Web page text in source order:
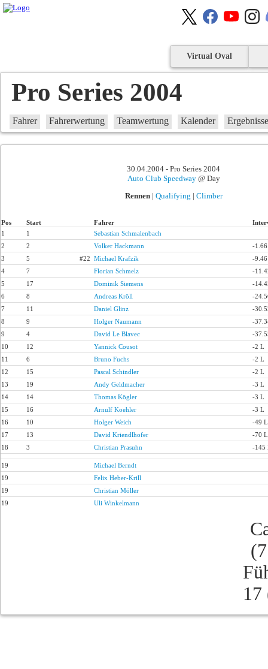
Virtual Oval
Pro Series 2004
Fahrer Fahrerwertung Teamwertung Kalender Ergebnisse
30.04.2004 - Pro Series 2004
Auto Club Speedway@ Day
Rennen| Qualifying | Climber
Pos Start Fahrer
1
1
Sebastian Schmalenbach
2
2 Volker Hackmann
-1.66
3
5 #22 Michael Krafzik
-9.46
4
7 Florian Schmelz
-
5
17 Dominik Siemens
-
6
8 Andreas Kröll
-
7
11 Daniel Glinz
-
8
9 Holger Naumann
-
9
4 David Le Blavec
-
10
12 Yannick Cousot
-2 L
11
6 Bruno Fuchs
-2 L
12
15 Pascal Schindler
-2 L
13
19 Andy Geldmacher
-3 L
14
14 Thomas Kögler
-3 L
15
16 Arnulf Koehler
-3 L
16
10 Holger Weich
-49 L
17
13 David Kriendlhofer
-70 L
18
3 Christian Prasuhn -145
19
Michael Berndt
19
Felix Heber-Krill
19
Christian Möller
19
Uli Winkelmann
17